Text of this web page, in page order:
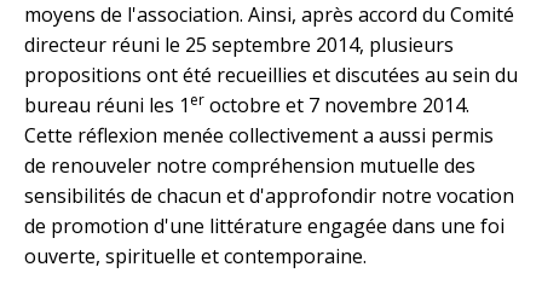
moyens de l'association. Ainsi, après accord du Comité
directeur réuni le 25 septembre 2014, plusieurs
propositions ont été recueillies et discutées au sein du
bureau réuni les 1 er octobre et 7 novembre 2014.
Cette réflexion menée collectivement a aussi permis
de renouveler notre compréhension mutuelle des
sensibilités de chacun et d'approfondir notre vocation
de promotion d'une littérature engagée dans une foi
ouverte, spirituelle et contemporaine.